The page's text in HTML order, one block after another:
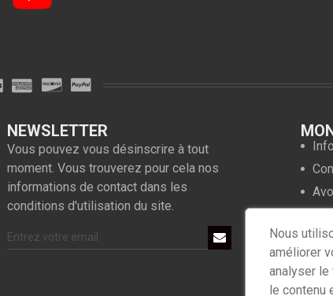
NEWSLETTER
Vous pouvez vous désinscrire à tout
moment. Vous trouverez pour cela nos
informations de contact dans les
conditions d'utilisation du site.
Nous
améliorer
analyser
le contenu